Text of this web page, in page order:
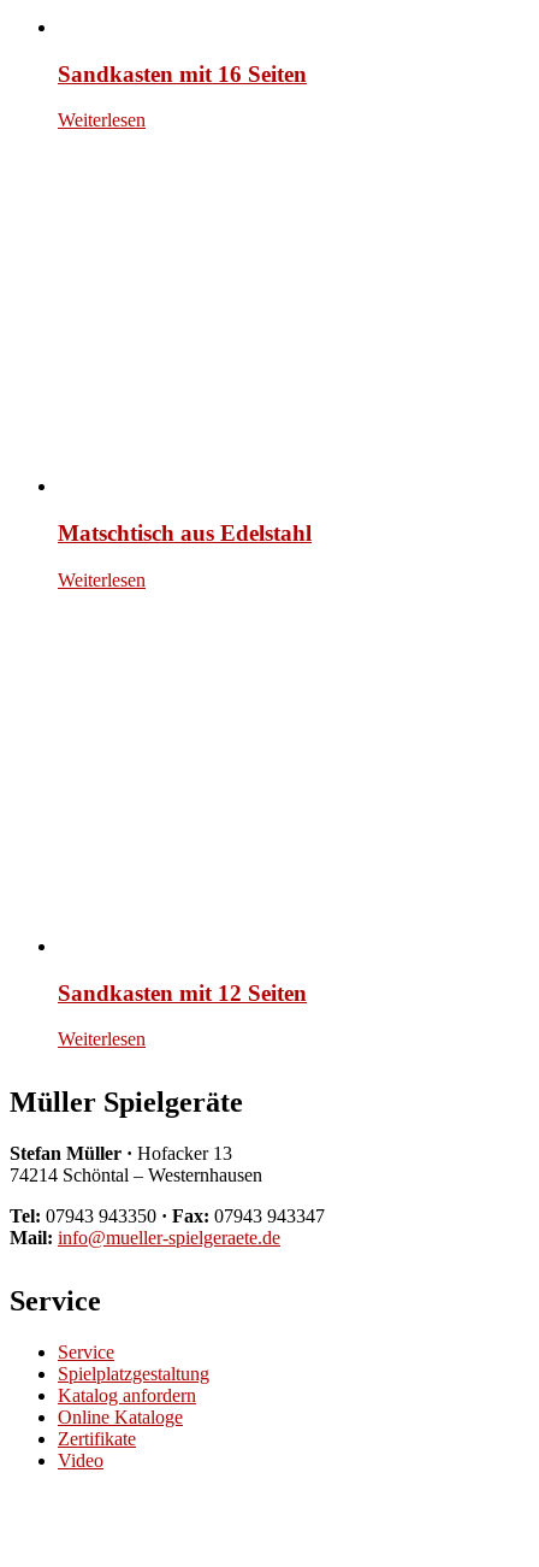
Sandkasten mit 16 Seiten
Weiterlesen
Matschtisch aus Edelstahl
Weiterlesen
Sandkasten mit 12 Seiten
Weiterlesen
Müller Spielgeräte
Stefan Müller · Hofacker 13
74214 Schöntal – Westernhausen
Tel: 07943 943350 · Fax: 07943 943347
Mail: info@mueller-spielgeraete.de
Service
Service
Spielplatzgestaltung
Katalog anfordern
Online Kataloge
Zertifikate
Video